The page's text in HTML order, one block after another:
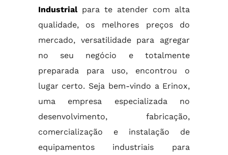
Industrial para te atender com alta
qualidade, os melhores preços do
mercado, versatilidade para agregar
no seu negócio e totalmente
preparada para uso, encontrou o
lugar certo. Seja bem-vindo a Erinox,
uma empresa especializada no
desenvolvimento, fabricação,
comercialização e instalação de
equipamentos industriais para